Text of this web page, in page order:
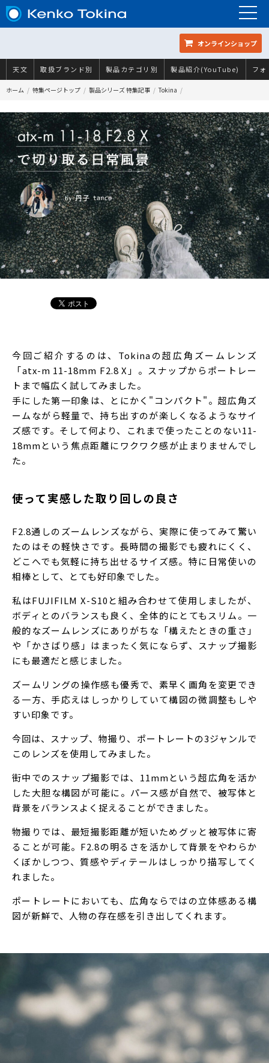
オンラインショップ
天文 取扱ブランド別 製品カテゴリ別 製品紹介(YouTube) フ
ホーム 特集ページトップ 製品シリーズ 特集記事 Tokina
atx-m 11-18 F2.8 Xで切り取る日常風景
今回ご紹介するのは、Tokinaの超広角ズームレンズ
「atx-m 11-18mm F2.8 X」。スナップからポートレー
トまで幅広く試してみました。
手にした第一印象は、とにかく"コンパクト"。超広角ズ
ームながら軽量で、持ち出すのが楽しくなるようなサイ
ズ感です。そして何より、これまで使ったことのない11-
18mmという焦点距離にワクワク感が止まりませんでし
た。
使って実感した取り回しの良さ
F2.8通しのズームレンズながら、実際に使ってみて驚い
たのはその軽快さです。長時間の撮影でも疲れにくく、
どこへでも気軽に持ち出せるサイズ感。特に日常使いの
相棒として、とても好印象でした。
私はFUJIFILM X-S10と組み合わせて使用しましたが、
ボディとのバランスも良く、全体的にとてもスリム。一
般的なズームレンズにありがちな「構えたときの重さ」
や「かさばり感」はまったく気にならず、スナップ撮影
にも最適だと感じました。
ズームリングの操作感も優秀で、素早く画角を変更でき
る一方、手応えはしっかりしていて構図の微調整もしや
すい印象です。
今回は、スナップ、物撮り、ポートレートの3ジャンルで
このレンズを使用してみました。
街中でのスナップ撮影では、11mmという超広角を活か
した大胆な構図が可能に。パース感が自然で、被写体と
背景をバランスよく捉えることができました。
物撮りでは、最短撮影距離が短いためグッと被写体に寄
ることが可能。F2.8の明るさを活かして背景をやわらか
くぼかしつつ、質感やディテールはしっかり描写してく
れました。
ポートレートにおいても、広角ならではの立体感ある構
図が新鮮で、人物の存在感を引き出してくれます。